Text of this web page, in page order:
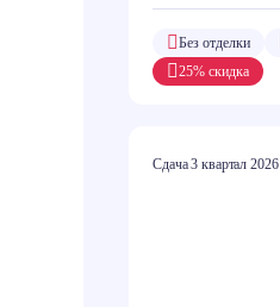
25% скидка
Без отделки
Сдача 3 квартал 2026